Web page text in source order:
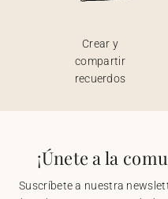
Crear y
compartir
recuerdos
¡Únete a la
Suscríbete a nuestra